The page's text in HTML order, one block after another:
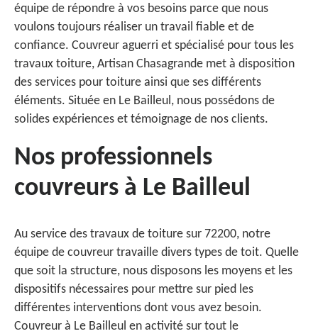
équipe de répondre à vos besoins parce que nous
voulons toujours réaliser un travail fiable et de
confiance. Couvreur aguerri et spécialisé pour tous les
travaux toiture, Artisan Chasagrande met à disposition
des services pour toiture ainsi que ses différents
éléments. Située en Le Bailleul, nous possédons de
solides expériences et témoignage de nos clients.
Nos professionnels
couvreurs à Le Bailleul
Au service des travaux de toiture sur 72200, notre
équipe de couvreur travaille divers types de toit. Quelle
que soit la structure, nous disposons les moyens et les
dispositifs nécessaires pour mettre sur pied les
différentes interventions dont vous avez besoin.
Couvreur à Le Bailleul en activité sur tout le